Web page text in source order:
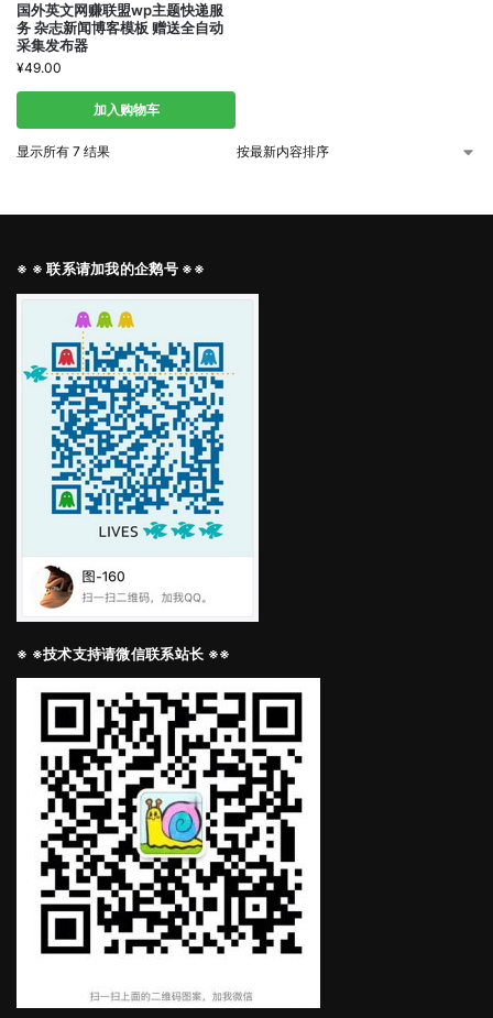
国外英文网赚联盟wp主题快递服
务 杂志新闻博客模板 赠送全自动
采集发布器
¥49.00
加入购物车
显示所有 7 结果
※ ※ 联系请加我的企鹅号 ※※
※ ※技术支持请微信联系站长 ※※